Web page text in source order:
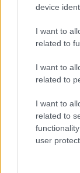
device
I want to
related to
I want to
related to
I want to
related to
user